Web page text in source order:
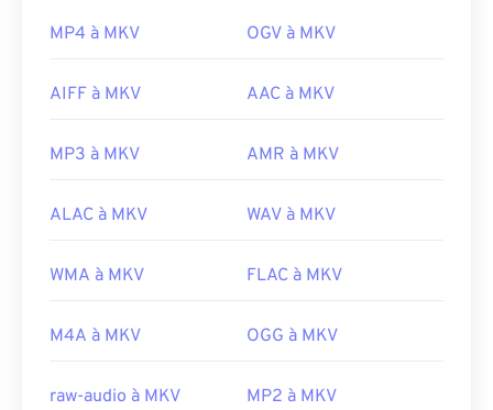
MP4 à MKV OGV à MKV
AIFF à MKV AAC à MKV
MP3 à MKV AMR à MKV
ALAC à MKV WAV à MKV
WMA à MKV FLAC à MKV
M4A à MKV OGG à MKV
raw-audio à MKV MP2 à MKV